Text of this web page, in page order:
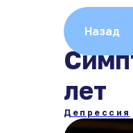
Назад
лет
Депрессия